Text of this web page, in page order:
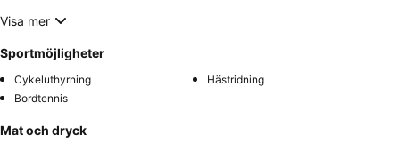
Visa mer
Sportmöjligheter
Cykeluthyrning
Hästridning
Bordtennis
Mat och dryck